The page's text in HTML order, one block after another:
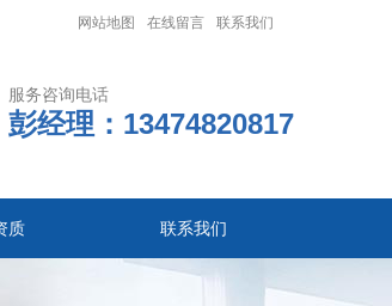
网站地图 在线留言 联系我们
服务咨询电话
彭经理：13474820817
质 联系我们